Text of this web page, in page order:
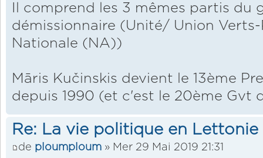
Il comprend les 3 mêmes partis du
démissionnaire (Unité/ Union
Nationale (NA))
Māris Kučinskis devient le 13ème
depuis 1990 (et c'est le 20ème Gvt
Re: La vie politique en Lettonie
de ploumploum » Mer 29 Mai 2019 21:31